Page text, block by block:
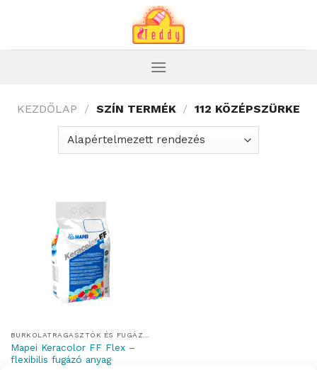
KEZDŐLAP / SZÍN TERMÉK / 112 KÖZÉPSZÜRKE
Mapei Keracolor FF Flex –
flexibilis fugázó anyag